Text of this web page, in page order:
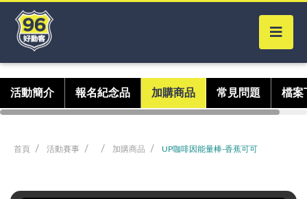
活動簡介 報名紀念品 加購商品 常見問題 檔案
首頁 活動賽事 加購商品 UP咖啡因能量棒-香蕉可可